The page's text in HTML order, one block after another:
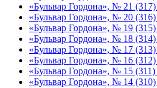
«Бульвар Гордона», № 21
«Бульвар Гордона», № 20
«Бульвар Гордона», № 19
«Бульвар Гордона», № 18
«Бульвар Гордона», № 17 (313)
«Бульвар Гордона», № 16 (312)
«Бульвар Гордона», № 15 (311)
«Бульвар Гордона», № 14 (310)